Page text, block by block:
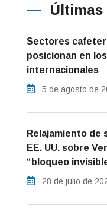
Sectores
posicionan en
internacionales
5 de agosto de
Relajamiento de
EE. UU. sobre
“bloqueo
28 de julio de